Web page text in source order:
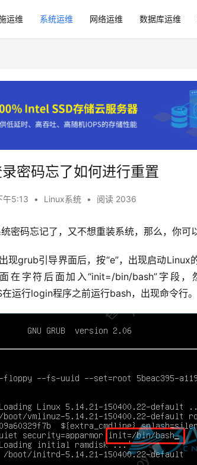
运维 系统运维 网络运维 数据库运维
密码忘了如何进行重置
午5:13 • Linux系统 • 阅读 2036
密码忘记了，又不想重装系统，那么，你
现grub引导界面后，按“e”，出现启动Linux
在字符后面加入“init=/bin/bash”字段
运行login程序之前运行bash，出现命令行。